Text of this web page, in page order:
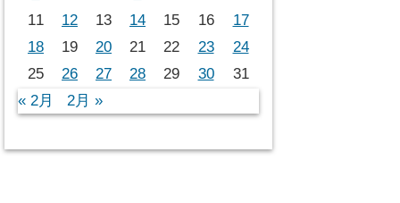
11
12 13 14 15 16
17
18
19 20 21 22 23
24
25
26 27 28 29 30
31
« 2月
2月 »